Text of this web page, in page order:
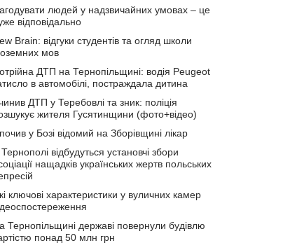
людей у надзвичайних умовах – це
відповідально
Brain: відгуки студентів та огляд школи
мов
ДТП на Тернопільщині: водія Peugeot
в автомобілі, постраждала дитина
ДТП у Теребовлі та зник: поліція
жителя Гусятинщини (фото+відео)
у Бозі відомий на Зборівщині лікар
відбудуться установчі збори
нащадків українських жертв польських
ключові характеристики у вуличних камер
Тернопільщині державі повернули будівлю
понад 50 млн грн